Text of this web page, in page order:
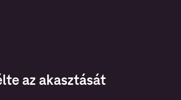
az akasztását